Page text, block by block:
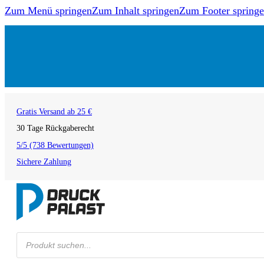
Zum Menü springenZum Inhalt springenZum Footer
Gratis Versand ab 25 €
30 Tage Rückgaberecht
5/5 (738 Bewertungen)
Sichere Zahlung
Products
search